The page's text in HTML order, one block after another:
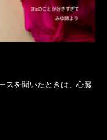
を聞いたときは、心臓